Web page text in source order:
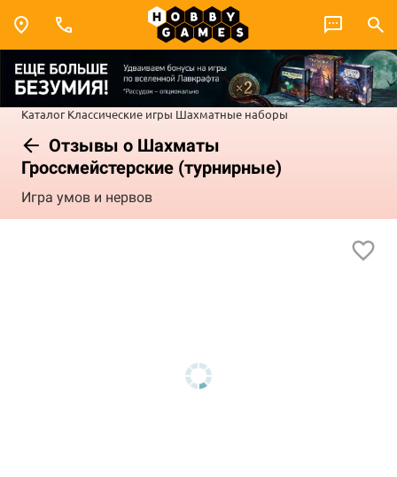
Каталог Классические игры Шахматные наборы
Отзывы о Шахматы
Гроссмейстерские (турнирные)
Игра умов и нервов